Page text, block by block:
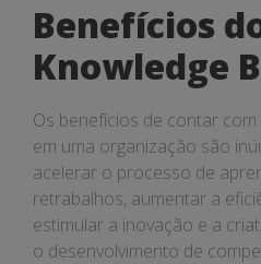
Benefícios
Knowledge
Os benefícios de contar
em uma organização são
acelerar o processo de
retrabalhos, aumentar a
estimular a inovação e a
o desenvolvimento de